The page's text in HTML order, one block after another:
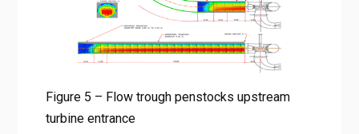
Figure 5 – Flow trough penstocks upstream
turbine entrance